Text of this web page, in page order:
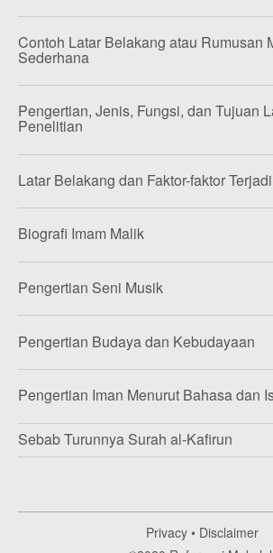
Contoh Latar Belakang atau Rumusan
Sederhana
Pengertian, Jenis, Fungsi, dan Tujuan
Penelitian
Latar Belakang dan Faktor-faktor
Biografi Imam Malik
Pengertian Seni Musik
Pengertian Budaya dan Kebudayaan
Pengertian Iman Menurut Bahasa dan
Sebab Turunnya Surah al-Kafirun
Privacy• Disclaimer